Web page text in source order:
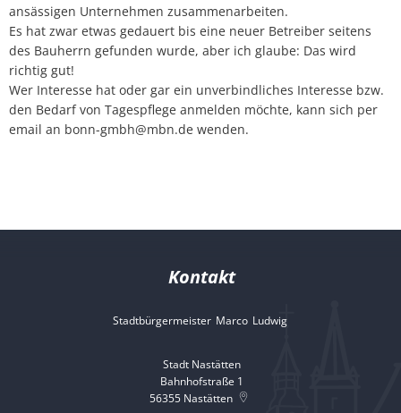
ansässigen Unternehmen zusammenarbeiten.
Es hat zwar etwas gedauert bis eine neuer Betreiber seitens
des Bauherrn gefunden wurde, aber ich glaube: Das wird
richtig gut!
Wer Interesse hat oder gar ein unverbindliches Interesse bzw.
den Bedarf von Tagespflege anmelden möchte, kann sich per
email an bonn-gmbh@mbn.de wenden.
Kontakt
Stadtbürgermeister Marco Ludwig
Stadt Nastätten
Bahnhofstraße 1
56355 Nastätten